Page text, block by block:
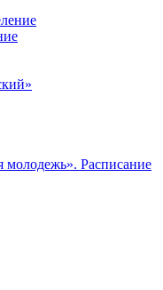
Расписание